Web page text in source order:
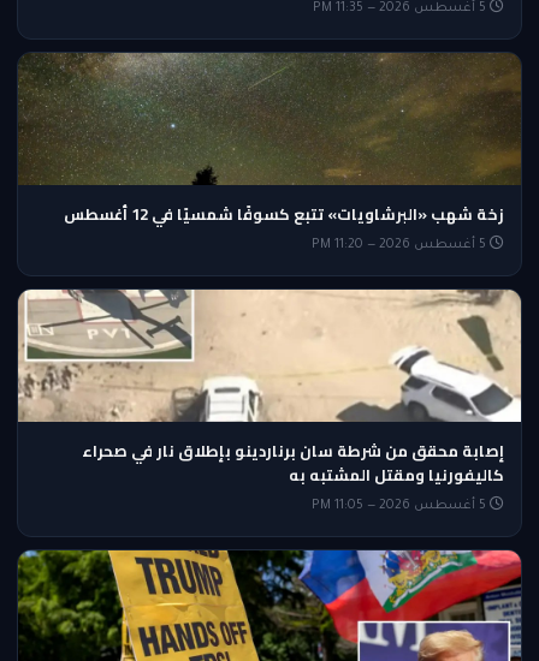
زخة شهب «البرشاويات» تتبع كسوفًا شمسيًا في 12 أغسطس
إصابة محقق من شرطة سان برناردينو بإطلاق نار في صحراء
كاليفورنيا ومقتل المشتبه به